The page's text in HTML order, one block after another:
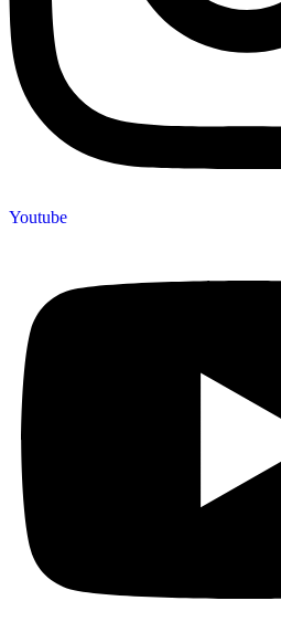
Youtube